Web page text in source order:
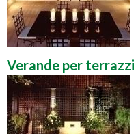
Verande per terrazzi